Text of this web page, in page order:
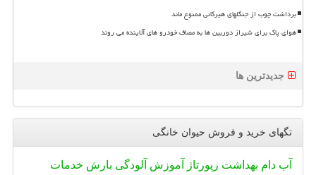
برداشت چوب از جنگلهای هیرکانی ممنوع ماند
هوای پاک برای شیراز دوربین ها به مصاف خودرو های آلاینده می روند
جدیدترین ها
تگهای خرید و فروش حیوان خانگی
آب دام بهداشت رپورتاژ آموزش آلودگی بارش خدمات